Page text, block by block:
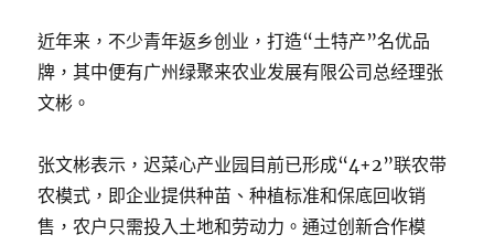
近年来，不少青年返乡创业，打造“土特产”名优品
牌，其中便有广州绿聚来农业发展有限公司总经理张
文彬。
张文彬表示，迟菜心产业园目前已形成“4+2”联农带
农模式，即企业提供种苗、种植标准和保底回收销
售，农户只需投入土地和劳动力。通过创新合作模